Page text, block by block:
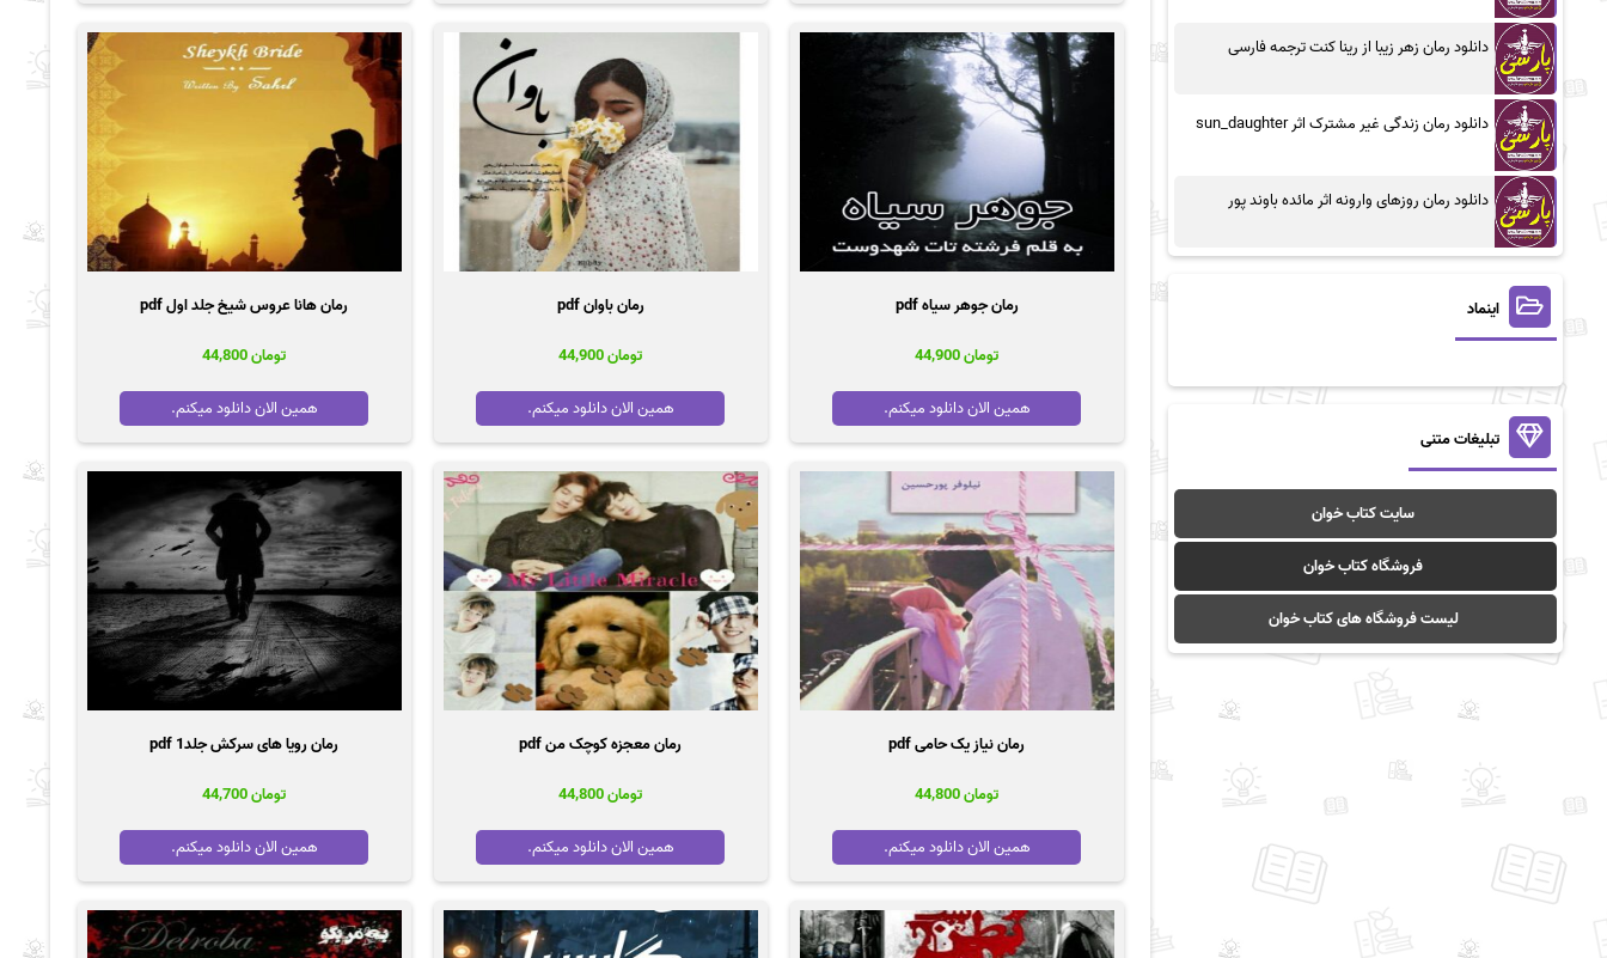
رمان جوهر سیاه pdf
تومان
همین الان دانلود میکنم.
رمان باوان pdf
تومان
همین الان دانلود میکنم.
رمان هانا عروس شیخ جلد اول pdf
تومان
همین الان دانلود میکنم.
رمان نیاز یک حامی pdf
تومان
همین الان دانلود میکنم.
رمان معجزه کوچک من pdf
تومان
همین الان دانلود میکنم.
رمان رویا های سرکش جلد1 pdf
تومان
همین الان دانلود میکنم.
دانلود رمان زهر زیبا از رینا کنت ترجمه فارسی
دانلود رمان زندگی غیر مشترک اثر sun_daughter
دانلود رمان روزهای وارونه اثر مائده باوند پور
اینماد
تبلیغات متنی
سایت کتاب خوان
فروشگاه کتاب خوان
لیست فروشگاه های کتاب خوان